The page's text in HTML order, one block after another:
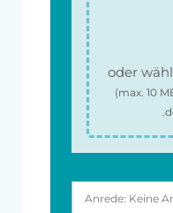
oder
(max.10